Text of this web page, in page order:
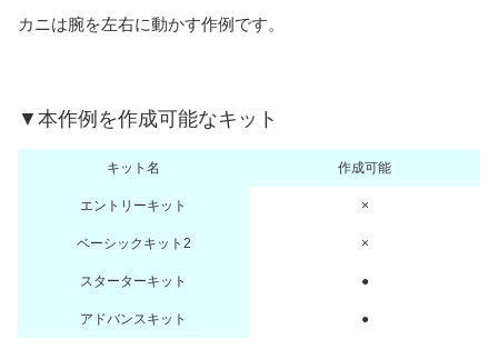
カニは腕を左右に動かす作例です。
▼本作例を作成可能なキット
キット名 作成可能
エントリーキット ×
ベーシックキット2 ×
スターターキット ●
アドバンスキット ●